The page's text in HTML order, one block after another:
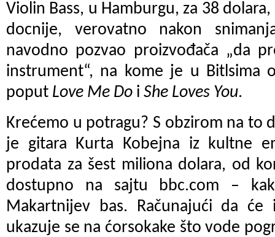
Violin Bass, u Hamburgu, za 38
docnije, verovatno nakon
navodno pozvao proizvođača „da
instrument“, na kome je u Bitlsima
poput Love Me Do i She Loves You.
Krećemo u potragu? S obzirom na to
je gitara Kurta Kobejna iz kultne
prodata za šest miliona dolara, od
dostupno na sajtu bbc.com –
Makartnijev bas. Računajući da
ukazuje se na ćorsokake što vode